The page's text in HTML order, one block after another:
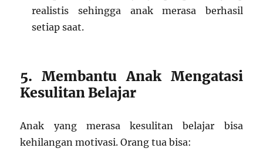
realistis sehingga anak merasa berhasil
setiap saat.
5. Membantu Anak Mengatasi
Kesulitan Belajar
Anak yang merasa kesulitan belajar bisa
kehilangan motivasi. Orang tua bisa: